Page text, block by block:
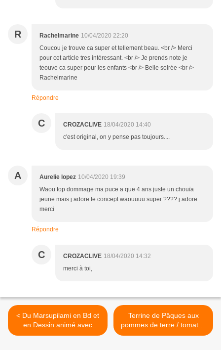
R Rachelmarine 10/04/2020 22:20
Coucou je trouve ca super et tellement beau. <br /> Merci
pour cet article tres intéressant. <br /> Je prends note je
teouve ca super pour les enfants <br /> Belle soirée <br />
Rachelmarine
Répondre
C CROZACLIVE 18/04/2020 14:40
c'est original, on y pense pas toujours....
A Aurelie lopez 10/04/2020 19:39
Waou top dommage ma puce a que 4 ans juste un chouïa
jeune mais j adore le concept waouuuu super ???? j adore
merci
Répondre
C CROZACLIVE 18/04/2020 14:32
merci à toi,
< Du Marsupilami en Bd et
en Dessin animé avec
Wakatoon !!!
Terrine de Pâques aux
pommes de terre / tomates
>